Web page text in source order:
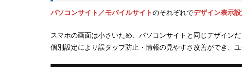
パソコンサイト／モバイルサイトのそれぞれでデザイン表示
スマホの画面は小さいため、パソコンサイトと同じデザイン
個別設定により誤タップ防止・情報の見やすさ改善ができ、